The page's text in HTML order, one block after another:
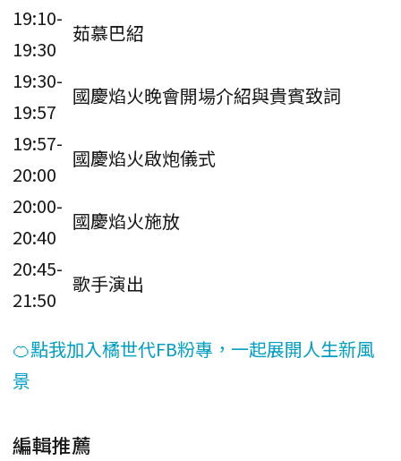
19:10-
19:30
茹慕巴紹
19:30-
19:57
國慶焰火晚會開場介紹與貴賓致詞
19:57-
20:00
國慶焰火啟炮儀式
20:00-
20:40
國慶焰火施放
20:45-
21:50
歌手演出
🍊點我加入橘世代FB粉專，一起展開人生新風
景
編輯推薦